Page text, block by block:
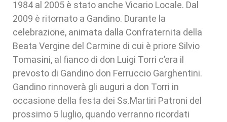
1984 al 2005 è stato anche Vicario Locale. Dal
2009 è ritornato a Gandino. Durante la
celebrazione, animata dalla Confraternita della
Beata Vergine del Carmine di cui è priore Silvio
Tomasini, al fianco di don Luigi Torri c’era il
prevosto di Gandino don Ferruccio Garghentini.
Gandino rinnoverà gli auguri a don Torri in
occasione della festa dei Ss.Martiri Patroni del
prossimo 5 luglio, quando verranno ricordati